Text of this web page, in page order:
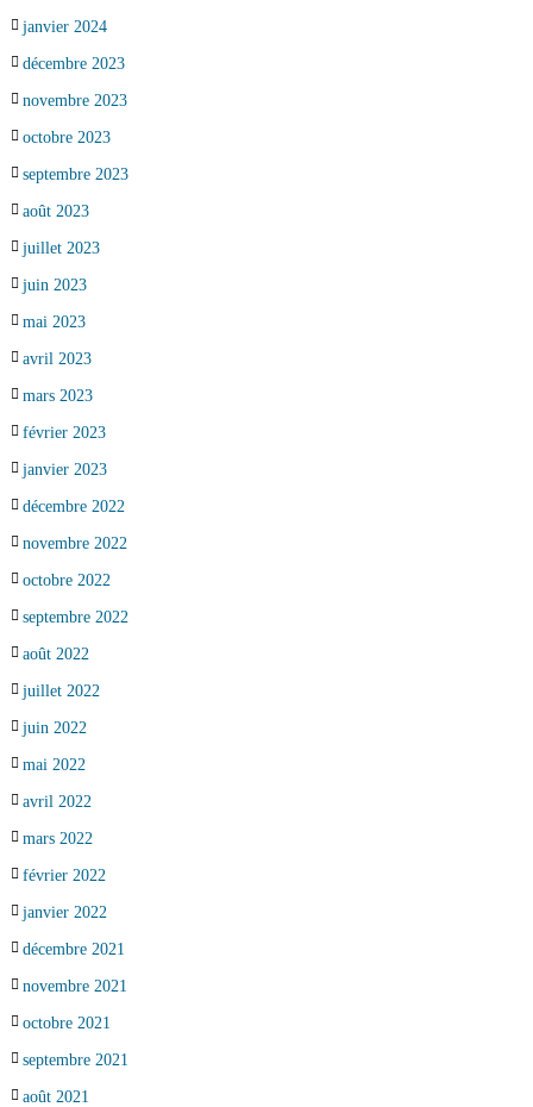
janvier 2024
décembre 2023
novembre 2023
octobre 2023
septembre 2023
août 2023
juillet 2023
juin 2023
mai 2023
avril 2023
mars 2023
février 2023
janvier 2023
décembre 2022
novembre 2022
octobre 2022
septembre 2022
août 2022
juillet 2022
juin 2022
mai 2022
avril 2022
mars 2022
février 2022
janvier 2022
décembre 2021
novembre 2021
octobre 2021
septembre 2021
août 2021